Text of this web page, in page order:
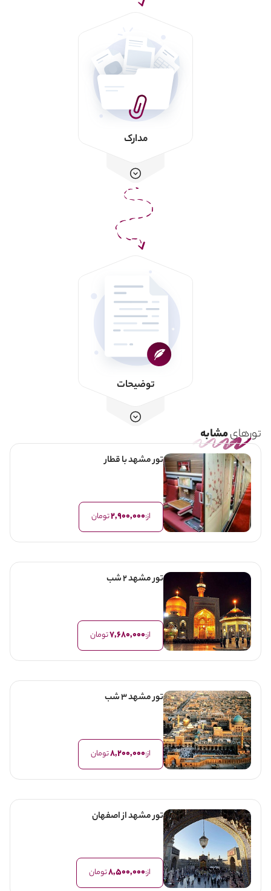
مدارک
توضیحات
تورهایمشابه
تور مشهد با قطار
از:2,900,000تومان
تور مشهد 2 شب
از:7,680,000تومان
تور مشهد 3 شب
از:8,200,000تومان
تور مشهد از اصفهان
از:8,500,000تومان